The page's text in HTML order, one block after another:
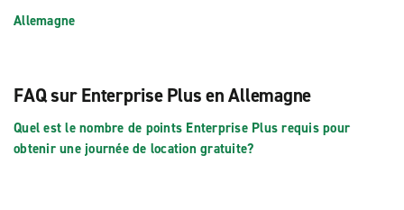
Allemagne
FAQ sur Enterprise Plus en Allemagne
Quel est le nombre de points Enterprise Plus requis pour
obtenir une journée de location gratuite?